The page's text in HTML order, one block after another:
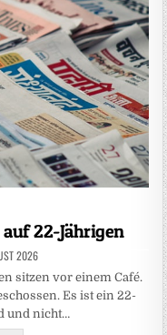
22-Jährigen
2026
sitzen vor einem Café.
Es ist ein 22-
und nicht…